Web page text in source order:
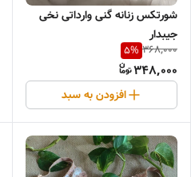
شورتکس زنانه گنی وارداتی نخی
جیبدار
368,000
5%
348,000
افزودن به سبد